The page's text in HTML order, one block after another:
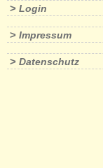
> Login
> Impressum
> Datenschutz